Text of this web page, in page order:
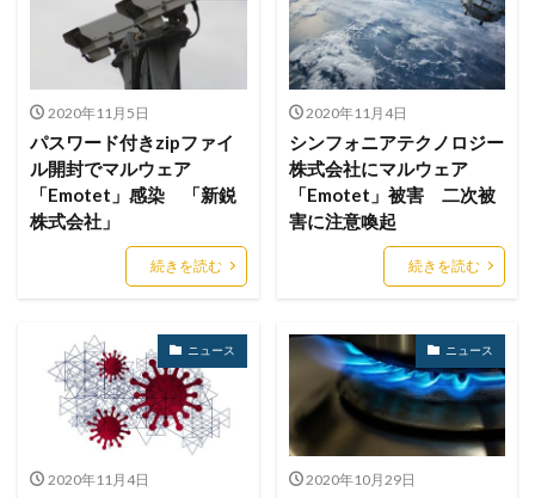
ハッカーグループ
ハッカー不正アクセス
ハッカー集団
ハッキングされました
バニティURL
ハフニウム ばらまき
バレる
パロアルト
ビジネスメール
ビジネスメール詐欺
ビックデータ
ビッグローブ
ビットコイン
ヒューマンエラー
ファームウェア
ファイルレス
ファイルレス攻撃
フィッシング
フィッシングサイト
フィッシングメール
フィッシングメールにどう対処すべきか?
フィッシング対策協議会
フィッシング詐欺
フィルタリング
フォーティネット
2020年11月5日
パスワード付きzipファイ
ル開封でマルウェア
「Emotet」感染 「新鋭
株式会社」
続きを読む
2020年11月4日
シンフォニアテクノロジー
株式会社にマルウェア
「Emotet」被害 二次被
害に注意喚起
続きを読む
ニュース
2020年11月4日
ニュース
2020年10月29日